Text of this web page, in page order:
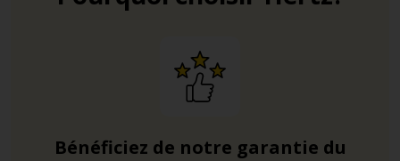
Bénéficiez de notre garantie du